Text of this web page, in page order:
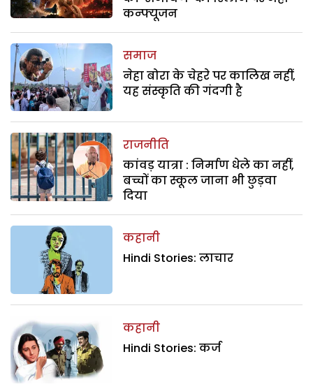
कन्फ्यूजन
समाज
नेहा बोरा के चेहरे पर कालिख नहीं,
यह संस्कृति की गंदगी है
राजनीति
कांवड़ यात्रा : निर्माण धेले का नहीं,
बच्चों का स्कूल जाना भी छुड़वा
दिया
कहानी
Hindi Stories: लाचार
कहानी
Hindi Stories: कर्ज